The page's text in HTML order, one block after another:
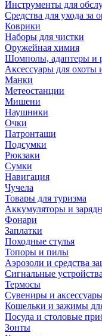
Инструменты для
Средства для ухода за
Коврики
Наборы для чистки
Оружейная химия
Шомполы, адаптеры и
Аксессуары для охоты
Манки
Метеостанции
Мишени
Наушники
Очки
Патронташи
Подсумки
Рюкзаки
Сумки
Навигация
Чучела
Товары для туризма
Аккумуляторы и
Фонари
Заплатки
Походные стулья
Топоры и пилы
Аэрозоли и средства
Сигнальные устройства
Термосы
Сувениры и
Кошельки и зажимы
Посуда и столовые
Зонты